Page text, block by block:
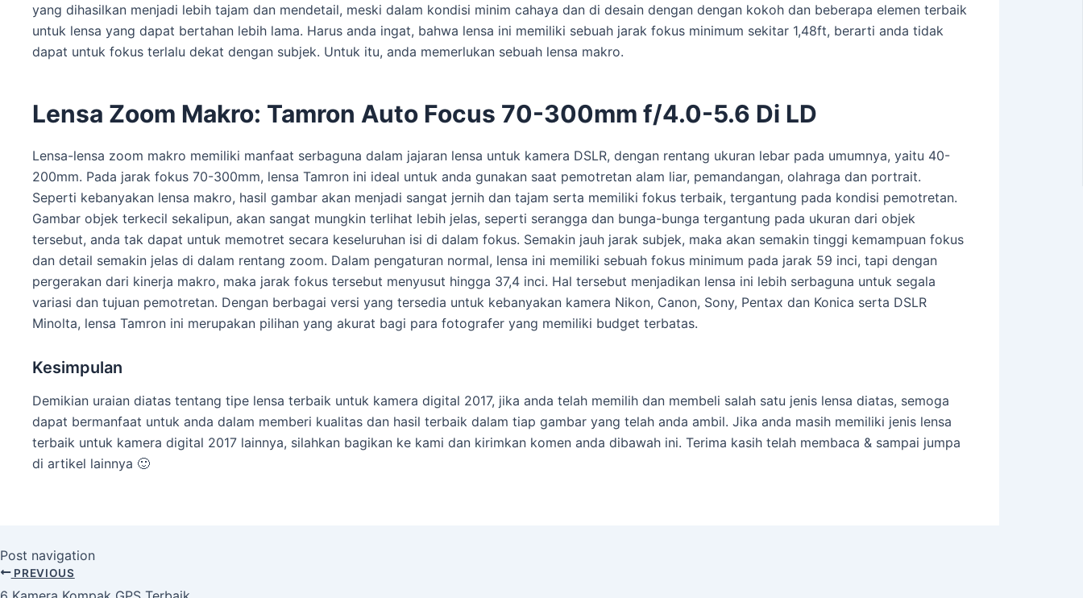
yang dihasilkan menjadi lebih tajam dan mendetail, meski dalam kondisi minim cahaya dan di desain dengan dengan kokoh dan beberapa elemen terbaik
untuk lensa yang dapat bertahan lebih lama. Harus anda ingat, bahwa lensa ini memiliki sebuah jarak fokus minimum sekitar 1,48ft, berarti anda tidak
dapat untuk fokus terlalu dekat dengan subjek. Untuk itu, anda memerlukan sebuah lensa makro.
Lensa Zoom Makro: Tamron Auto Focus 70-300mm f/4.0-5.6 Di LD
Lensa-lensa zoom makro memiliki manfaat serbaguna dalam jajaran lensa untuk kamera DSLR, dengan rentang ukuran lebar pada umumnya, yaitu 40-
200mm. Pada jarak fokus 70-300mm, lensa Tamron ini ideal untuk anda gunakan saat pemotretan alam liar, pemandangan, olahraga dan portrait.
Seperti kebanyakan lensa makro, hasil gambar akan menjadi sangat jernih dan tajam serta memiliki fokus terbaik, tergantung pada kondisi pemotretan.
Gambar objek terkecil sekalipun, akan sangat mungkin terlihat lebih jelas, seperti serangga dan bunga-bunga tergantung pada ukuran dari objek
tersebut, anda tak dapat untuk memotret secara keseluruhan isi di dalam fokus. Semakin jauh jarak subjek, maka akan semakin tinggi kemampuan fokus
dan detail semakin jelas di dalam rentang zoom. Dalam pengaturan normal, lensa ini memiliki sebuah fokus minimum pada jarak 59 inci, tapi dengan
pergerakan dari kinerja makro, maka jarak fokus tersebut menyusut hingga 37,4 inci. Hal tersebut menjadikan lensa ini lebih serbaguna untuk segala
variasi dan tujuan pemotretan. Dengan berbagai versi yang tersedia untuk kebanyakan kamera Nikon, Canon, Sony, Pentax dan Konica serta DSLR
Minolta, lensa Tamron ini merupakan pilihan yang akurat bagi para fotografer yang memiliki budget terbatas.
Kesimpulan
Demikian uraian diatas tentang tipe lensa terbaik untuk kamera digital 2017, jika anda telah memilih dan membeli salah satu jenis lensa diatas, semoga
dapat bermanfaat untuk anda dalam memberi kualitas dan hasil terbaik dalam tiap gambar yang telah anda ambil. Jika anda masih memiliki jenis lensa
terbaik untuk kamera digital 2017 lainnya, silahkan bagikan ke kami dan kirimkan komen anda dibawah ini. Terima kasih telah membaca & sampai jumpa
di artikel lainnya 🙂
Post navigation
PREVIOUS